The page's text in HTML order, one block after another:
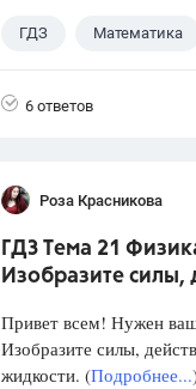
ГДЗ Математика
6 ответов
Роза Красникова
ГДЗ Тема 21
Изобразите силы,
Привет всем! Нужен
Изобразите силы,
жидкости. (Подробнее...